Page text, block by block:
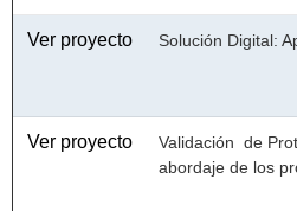
Ver proyecto Solución Digital:
Ver proyecto
Validación  de
abordaje de los